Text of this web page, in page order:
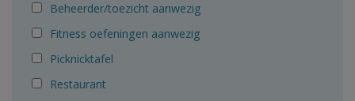
Beheerder/toezicht aanwezig
Fitness oefeningen aanwezig
Picknicktafel
Restaurant